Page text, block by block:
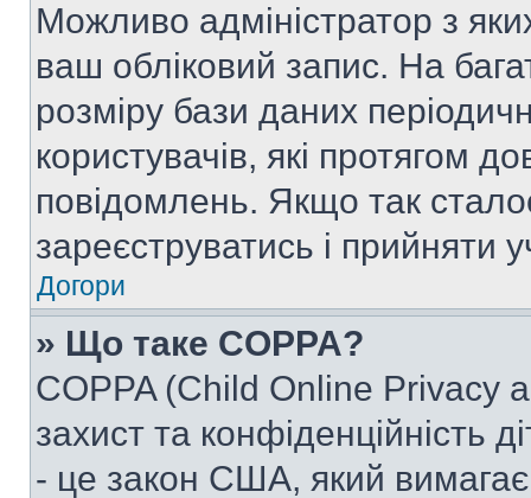
Можливо адміністратор з
ваш обліковий запис. На
розміру бази даних
користувачів, які протягом
повідомлень. Якщо так
зареєструватись і прийняти
Догори
» Що таке COPPA?
COPPA (Child Online Privacy
захист та конфіденційність
- це закон США, який вимагає